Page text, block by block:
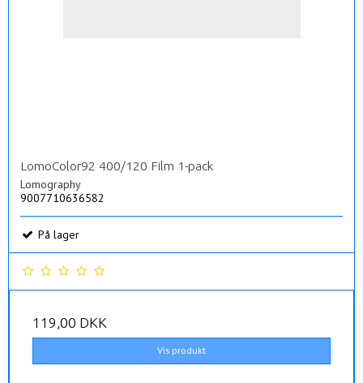
LomoColor92 400/120 Film 1-pack
Lomography
9007710636582
På lager
119,00 DKK
Vis produkt